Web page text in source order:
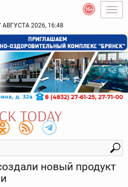
2026, 16:48
новый продукт